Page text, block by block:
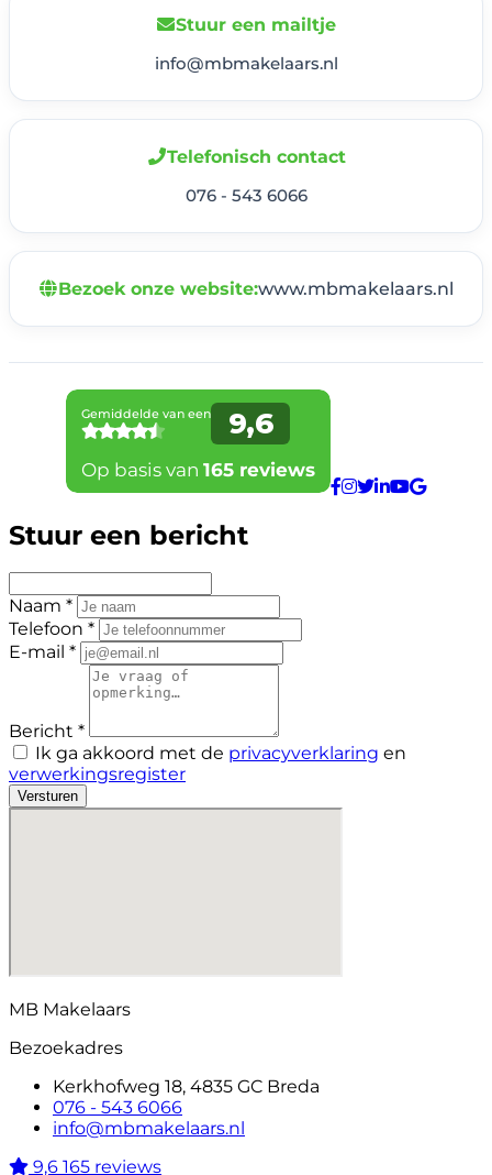
Stuur een mailtje
info@mbmakelaars.nl
Telefonisch contact
076 - 543 6066
Bezoek onze website:www.mbmakelaars.nl
Stuur een bericht
Naam *
Telefoon *
E-mail *
Bericht *
Ik ga akkoord met de privacyverklaring en
verwerkingsregister
Versturen
MB Makelaars
Bezoekadres
Kerkhofweg 18, 4835 GC Breda
076 - 543 6066
info@mbmakelaars.nl
9,6 165 reviews